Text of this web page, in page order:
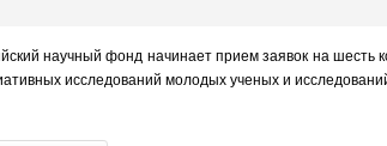
научный фонд начинает прием заявок на шесть
исследований молодых ученых и